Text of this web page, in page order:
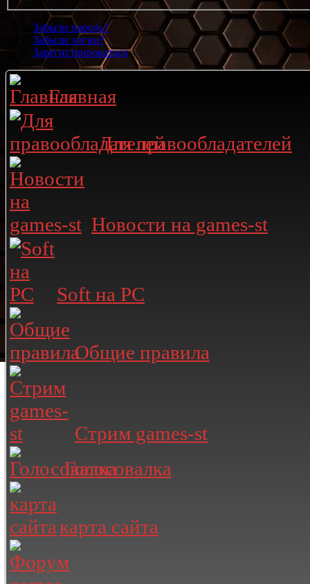
Забыли пароль?
Забыли логин?
Зарегистрироваться
Главная
Для правообладателей
Новости на games-st
Soft на PC
Общие правила
Стрим games-st
Голосовалка
карта сайта